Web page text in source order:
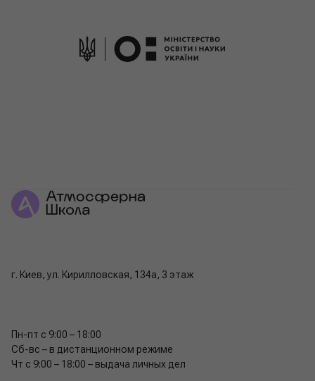
г. Киев, ул. Кирилловская, 134а, 3 этаж
Пн-пт с 9:00 – 18:00
Сб-вс – в дистанционном режиме
Чт с 9:00 – 18:00 – выдача личных дел